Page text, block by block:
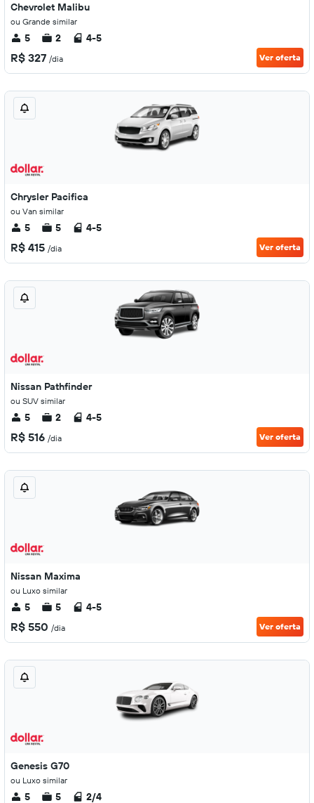
Chevrolet Malibu
ou Grande similar
5 2 4-5
R$ 327 /dia Ver oferta
Chrysler Pacifica
ou Van similar
5 5 4-5
R$ 415 /dia Ver oferta
Nissan Pathfinder
ou SUV similar
5 2 4-5
R$ 516 /dia Ver oferta
Nissan Maxima
ou Luxo similar
5 5 4-5
R$ 550 /dia Ver oferta
Genesis G70
ou Luxo similar
5 5 2/4